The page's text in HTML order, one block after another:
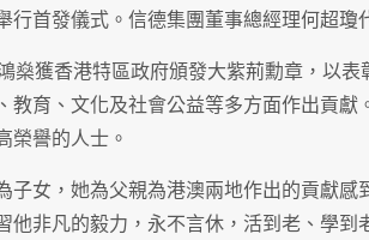
行首發儀式。信德集團董事總經理何超瓊
燊獲香港特區政府頒發大紫荊勳章，以
教育、文化及社會公益等多方面作出貢獻
榮譽的人士。
子女，她為父親為港澳兩地作出的貢獻
他非凡的毅力，永不言休，活到老、學到